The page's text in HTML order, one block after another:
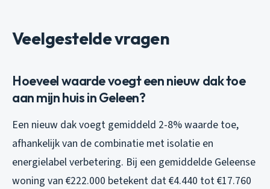
Veelgestelde vragen
Hoeveel waarde voegt een nieuw dak toe
aan mijn huis in Geleen?
Een nieuw dak voegt gemiddeld 2-8% waarde toe,
afhankelijk van de combinatie met isolatie en
energielabel verbetering. Bij een gemiddelde Geleense
woning van €222.000 betekent dat €4.440 tot €17.760